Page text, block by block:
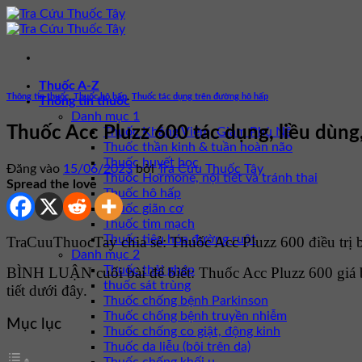
Bỏ
qua
dung
Thuốc A-Z
Thông tin thuốc
Danh mục 1
Thuốc Kháng Viêm, Giảm Phù Nề
Thuốc thần kinh & tuần hoàn não
Thuốc huyết học
Thuốc Hormone, nội tiết và tránh thai
Thuốc hô hấp
Thuốc giãn cơ
Thuốc tim mạch
Thuốc tiêu hóa đường ruột
Danh mục 2
Thuốc thải ghép
thuốc sát trùng
Thuốc chống bệnh Parkinson
Thuốc chống bệnh truyền nhiễm
Thuốc chống co giật, động kinh
Thuốc da liễu (bôi trên da)
Thông tin thuốc Thuốc hô hấp Thuốc tác dụng trên đường hô hấp
Thuốc Acc Pluzz 600 tác dụng, liều
Đăng vào 15/06/2023 bởiTra Cứu Thuốc Tây
Spread the love
TraCuuThuocTay chia sẻ: Thuốc Acc Pluzz 600 điều
BÌNH LUẬN cuối bài để biết: Thuốc Acc Pluzz 600
tiết dưới đây.
Mục lục